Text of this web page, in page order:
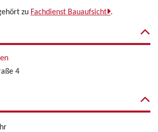
zu Fachdienst Bauaufsicht .
4